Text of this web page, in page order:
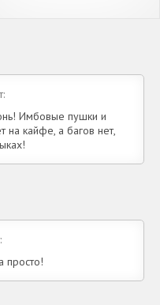
Имбовые пушки и
на кайфе, а багов нет,
просто!